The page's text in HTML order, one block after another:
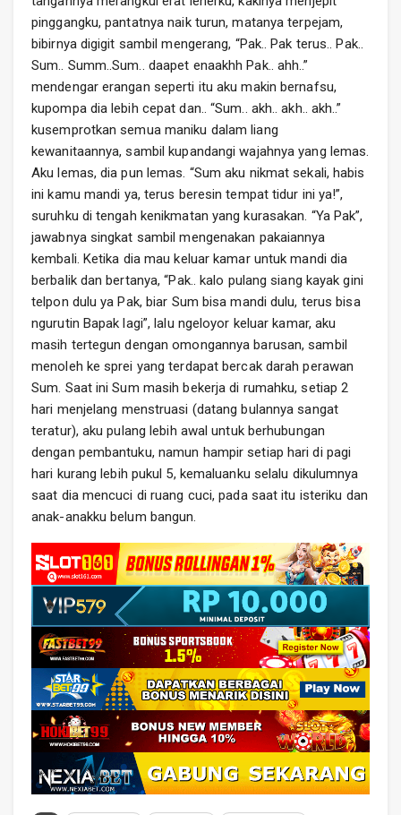
pinggangku, pantatnya naik turun, matanya terpejam,
bibirnya digigit sambil mengerang, “Pak.. Pak terus.. Pak..
Sum.. Summ..Sum.. daapet enaakhh Pak.. ahh..”
mendengar erangan seperti itu aku makin bernafsu,
kupompa dia lebih cepat dan.. “Sum.. akh.. akh.. akh..”
kusemprotkan semua maniku dalam liang
kewanitaannya, sambil kupandangi wajahnya yang lemas.
Aku lemas, dia pun lemas. “Sum aku nikmat sekali, habis
ini kamu mandi ya, terus beresin tempat tidur ini ya!”,
suruhku di tengah kenikmatan yang kurasakan. “Ya Pak”,
jawabnya singkat sambil mengenakan pakaiannya
kembali. Ketika dia mau keluar kamar untuk mandi dia
berbalik dan bertanya, “Pak.. kalo pulang siang kayak gini
telpon dulu ya Pak, biar Sum bisa mandi dulu, terus bisa
ngurutin Bapak lagi”, lalu ngeloyor keluar kamar, aku
masih tertegun dengan omongannya barusan, sambil
menoleh ke sprei yang terdapat bercak darah perawan
Sum. Saat ini Sum masih bekerja di rumahku, setiap 2
hari menjelang menstruasi (datang bulannya sangat
teratur), aku pulang lebih awal untuk berhubungan
dengan pembantuku, namun hampir setiap hari di pagi
hari kurang lebih pukul 5, kemaluanku selalu dikulumnya
saat dia mencuci di ruang cuci, pada saat itu isteriku dan
anak-anakku belum bangun.